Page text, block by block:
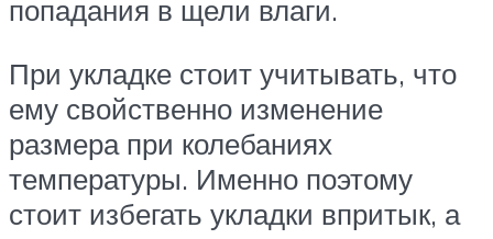
попадания в щели влаги.
При укладке стоит учитывать, что
ему свойственно изменение
размера при колебаниях
температуры. Именно поэтому
стоит избегать укладки впритык, а